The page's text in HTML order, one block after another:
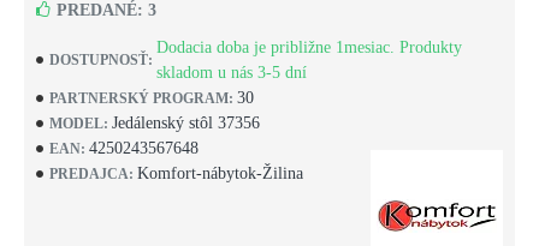
DOSTUPNOSŤ:
Dodacia doba je približne 1mesiac. Produkty
skladom u nás 3-5 dní
PARTNERSKÝ PROGRAM: 30
MODEL: Jedálenský stôl 37356
EAN: 4250243567648
PREDAJCA: Komfort-nábytok-Žilina
PREDANÉ: 3